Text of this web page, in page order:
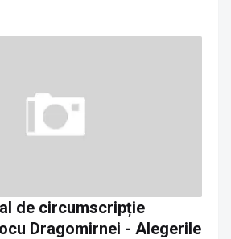
de circumscripție
Dragomirnei - Alegerile